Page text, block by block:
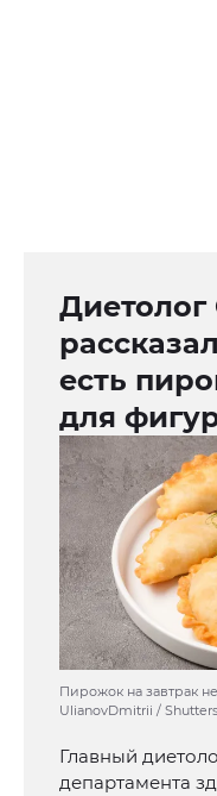
Диетолог
есть
для
Пирожок на завтрак
UlianovDmitrii /
Главный
департамента